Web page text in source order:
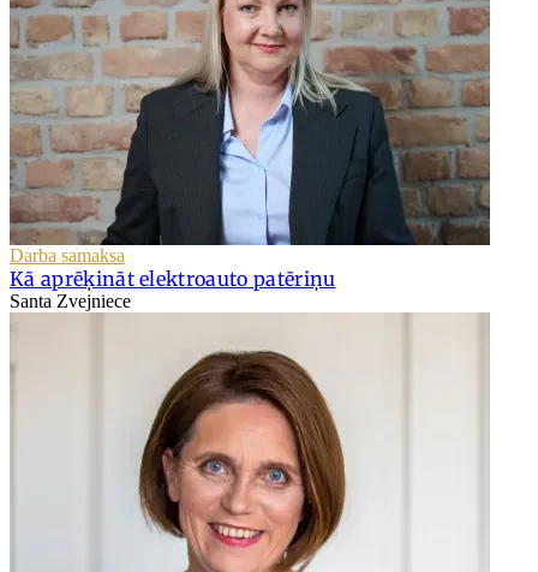
Darba samaksa
Kā aprēķināt elektroauto patēriņu
Santa Zvejniece